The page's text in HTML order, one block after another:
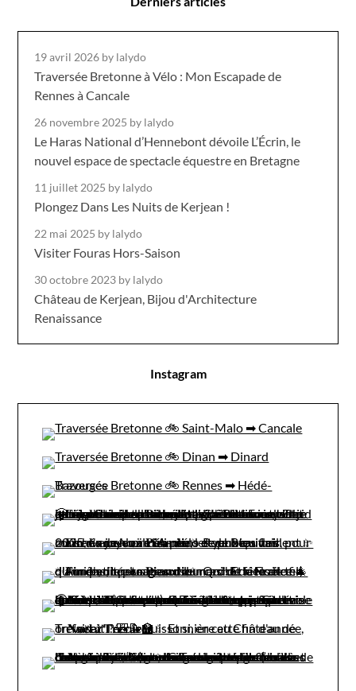
19 avril 2026 by lalydo
Traversée Bretonne à Vélo : Mon Escapade de
Rennes à Cancale
26 novembre 2025 by lalydo
Le Haras National d’Hennebont dévoile L’Écrin, le
nouvel espace de spectacle équestre en Bretagne
11 juillet 2025 by lalydo
Plongez Dans Les Nuits de Kerjean !
22 mai 2025 by lalydo
Visiter Fouras Hors-Saison
30 octobre 2023 by lalydo
Château de Kerjean, Bijou d'Architecture
Renaissance
Instagram